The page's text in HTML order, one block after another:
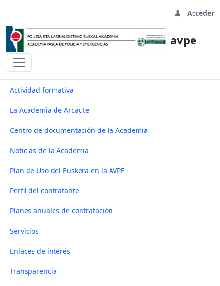
Acceder
avpe
Noticias de la Academia - avpe
Actividad formativa
La Academia de Arcaute
Centro de documentación de la Academia
Noticias de la Academia
Plan de Uso del Euskera en la AVPE
Perfil del contratante
Planes anuales de contratación
Servicios
Enlaces de interés
Transparencia